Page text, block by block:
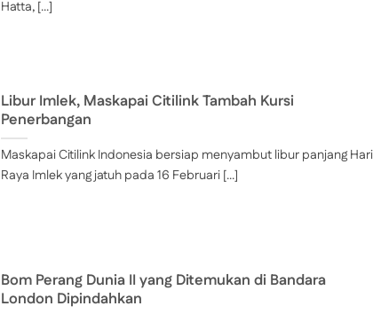
Hatta, [...]
Libur Imlek, Maskapai Citilink Tambah Kursi
Penerbangan
Maskapai Citilink Indonesia bersiap menyambut libur panjang Hari
Raya Imlek yang jatuh pada 16 Februari [...]
Bom Perang Dunia II yang Ditemukan di Bandara
London Dipindahkan